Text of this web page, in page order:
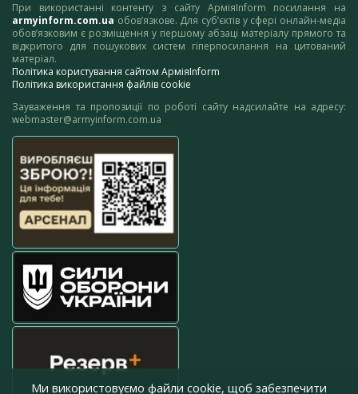
При використанні контенту з сайту АрміяInform посилання на
armyinform.com.ua обов’язкове. Для суб’єктів у сфері онлайн-медіа
обов’язковим є розміщення у першому абзаці матеріалу прямого та
відкритого для пошукових систем гіперпосилання на цитований
матеріал.
Політика користування сайтом АрміяInform
Політика використання файлів cookie
Зауваження та пропозиції по роботі сайту надсилайте на адресу:
webmaster@armyinform.com.ua
Ми використовуємо файли cookie, щоб забезпечити